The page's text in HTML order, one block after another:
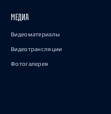
МЕДИА
Видеоматериалы
Видеотрансляции
Фотогалерея